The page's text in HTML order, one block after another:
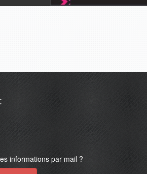
informations par mail ?